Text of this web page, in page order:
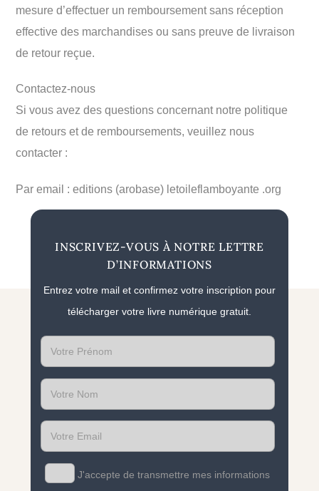
mesure d’effectuer un remboursement sans réception
effective des marchandises ou sans preuve de livraison
de retour reçue.
Contactez-nous
Si vous avez des questions concernant notre politique
de retours et de remboursements, veuillez nous
contacter :
Par email : editions (arobase) letoileflamboyante .org
INSCRIVEZ-VOUS À NOTRE LETTRE
D’INFORMATIONS
Entrez votre mail et confirmez votre inscription pour
télécharger votre livre numérique gratuit.
First
name
Last
name
Email
J'accepte de transmettre mes informations